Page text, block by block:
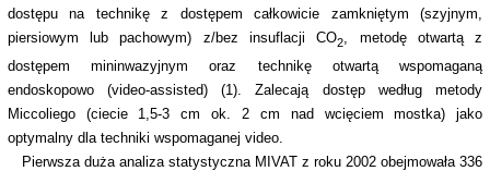
dostępu na technikę z dostępem całkowicie zamkniętym (szyjnym,
piersiowym lub pachowym) z/bez insuflacji CO2, metodę otwartą z
dostępem mininwazyjnym oraz technikę otwartą wspomaganą
endoskopowo (video-assisted) (1). Zalecają dostęp według metody
Miccoliego (ciecie 1,5-3 cm ok. 2 cm nad wcięciem mostka) jako
optymalny dla techniki wspomaganej video.
Pierwsza duża analiza statystyczna MIVAT z roku 2002 obejmowała 336